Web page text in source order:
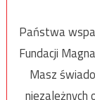
Państwa
Fundacji
Masz
niezależnych